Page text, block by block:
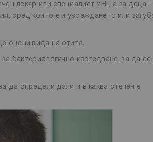
лекар или специалист УНГ, а за деца -
сред които е и увреждането или
оцени вида на отита.
бактериологично изследване, за да се
да определи дали и в каква степен е